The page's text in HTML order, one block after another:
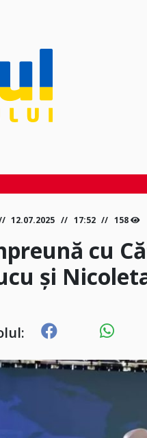
12.07.2025 17:52 158
cu
şi